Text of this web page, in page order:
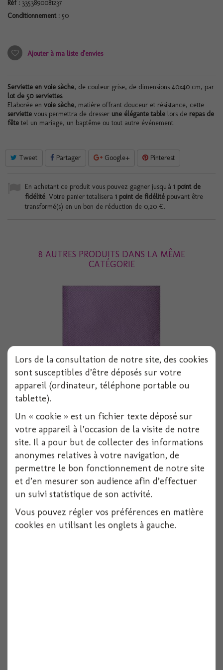
Réf : 3353890081237
Conditionnement : 50
Ajouter à ma liste d'envies
Serviette en voie sèche, de couleur grise, de dimensions 40x40 cm, par
lot de 50 serviettes.
Elaborée en voie sèche, matière offrant douceur et résistance, cette
serviette vous permettra de dresser une élégante table lors de repas de
fête tel un mariage, un baptême ou tout autre événement.
Tweet Partager Google+ Pinterest
En achetant ce produit vous pouvez gagner jusqu'à 1 point de
fidélité. Votre panier totalisera 1 point de fidélité pouvant être
transformé(s) en un bon de réduction de 0,20 €.
8 AUTRES PRODUITS DANS LA MÊME
CATÉGORIE
Voir
Lors de la consultation de notre site, des cookies
sont susceptibles d’être déposés sur votre
appareil (ordinateur, téléphone portable ou
tablette).
Un « cookie » est un fichier texte déposé sur
votre appareil à l’occasion de la visite de notre
site. Il a pour but de collecter des informations
anonymes relatives à votre navigation, de
permettre le bon fonctionnement de notre site
et d’en mesurer son audience afin d’effectuer
un suivi statistique de son activité.
Vous pouvez régler vos préférences en matière
cookies en utilisant les onglets à gauche.